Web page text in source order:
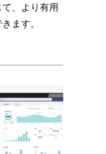
、より有用
ます。